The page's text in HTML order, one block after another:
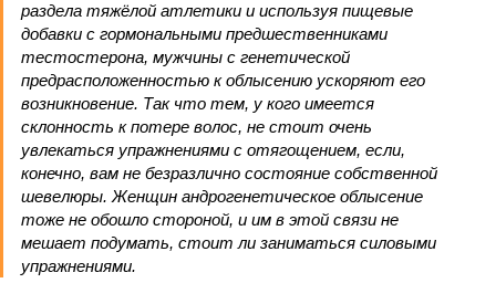
раздела тяжёлой атлетики и используя пищевые
добавки с гормональными предшественниками
тестостерона, мужчины с генетической
предрасположенностью к облысению ускоряют его
возникновение. Так что тем, у кого имеется
склонность к потере волос, не стоит очень
увлекаться упражнениями с отягощением, если,
конечно, вам не безразлично состояние собственной
шевелюры. Женщин андрогенетическое облысение
тоже не обошло стороной, и им в этой связи не
мешает подумать, стоит ли заниматься силовыми
упражнениями.